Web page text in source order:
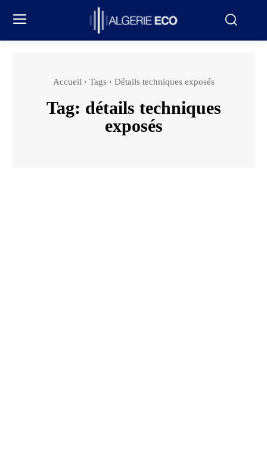
Accueil Tags Détails techniques exposés
Tag: détails techniques
exposés